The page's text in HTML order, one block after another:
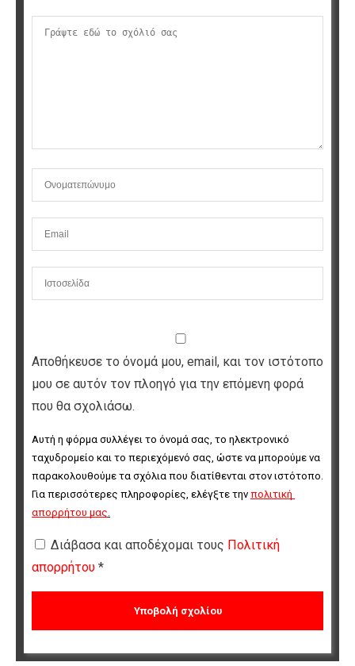
Αποθήκευσε το όνομά μου, email, και τον ιστότοπο
μου σε αυτόν τον πλοηγό για την επόμενη φορά
που θα σχολιάσω.
Αυτή η φόρμα συλλέγει το όνομά σας, το ηλεκτρονικό
ταχυδρομείο και το περιεχόμενό σας, ώστε να μπορούμε να
παρακολουθούμε τα σχόλια που διατίθενται στον ιστότοπο.
Για περισσότερες πληροφορίες, ελέγξτε την πολιτική
απορρήτου μας.
Διάβασα και αποδέχομαι τους Πολιτική
απορρήτου *